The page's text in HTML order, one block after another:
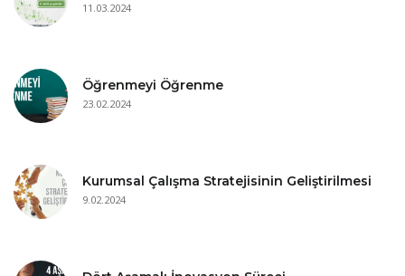
11.03.2024
Öğrenmeyi Öğrenme
23.02.2024
Kurumsal Çalışma Stratejisinin Geliştirilmesi
9.02.2024